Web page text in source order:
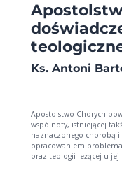
Ks. Antoni
Apostolstwo Chorych
wspólnoty, istniejącej
naznaczonego chorobą i
opracowaniem
oraz teologii leżącej u jej